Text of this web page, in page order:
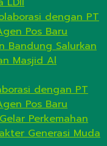
dengan PT
Pos Baru
Bandung Salurkan
Masjid Al
dengan PT
Pos Baru
Perkemahan
Generasi Muda